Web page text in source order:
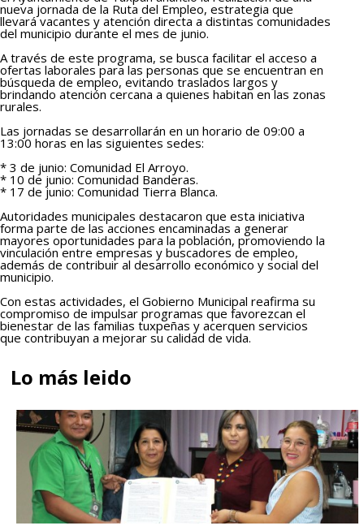
nueva jornada de la Ruta del Empleo, estrategia que
llevará vacantes y atención directa a distintas comunidades
del municipio durante el mes de junio.
A través de este programa, se busca facilitar el acceso a
ofertas laborales para las personas que se encuentran en
búsqueda de empleo, evitando traslados largos y
brindando atención cercana a quienes habitan en las zonas
rurales.
Las jornadas se desarrollarán en un horario de 09:00 a
13:00 horas en las siguientes sedes:
* 3 de junio: Comunidad El Arroyo.
* 10 de junio: Comunidad Banderas.
* 17 de junio: Comunidad Tierra Blanca.
Autoridades municipales destacaron que esta iniciativa
forma parte de las acciones encaminadas a generar
mayores oportunidades para la población, promoviendo la
vinculación entre empresas y buscadores de empleo,
además de contribuir al desarrollo económico y social del
municipio.
Con estas actividades, el Gobierno Municipal reafirma su
compromiso de impulsar programas que favorezcan el
bienestar de las familias tuxpeñas y acerquen servicios
que contribuyan a mejorar su calidad de vida.
Lo más leido